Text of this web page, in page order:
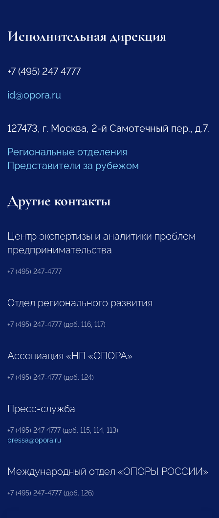
Исполнительная дирекция
+7 (495) 247 4777
id@opora.ru
127473, г. Москва, 2-й Самотечный пер., д.7.
Региональные отделения
Представители за рубежом
Другие контакты
Центр экспертизы и аналитики проблем
предпринимательства
+7 (495) 247-4777
Отдел регионального развития
+7 (495) 247-4777 (доб. 116, 117)
Ассоциация «НП «ОПОРА»
+7 (495) 247-4777 (доб. 124)
Пресс-служба
+7 (495) 247 4777 (доб. 115, 114, 113)
pressa@opora.ru
Международный отдел «ОПОРЫ РОССИИ»
+7 (495) 247-4777 (доб. 126)